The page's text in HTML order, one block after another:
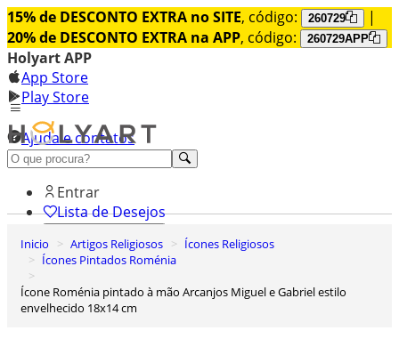
15% de DESCONTO EXTRA no SITE, código: 260729
|
20% de DESCONTO EXTRA na APP, código: 260729APP
Holyart APP
App Store
Play Store
Ajuda e contatos
Conheça premium
Entrar
Lista de Desejos
0
Carrinho de Compras
Inicio Artigos Religiosos
Ícones Religiosos
Ícones Pintados Roménia
Ícone Roménia pintado à mão Arcanjos Miguel e Gabriel estilo
envelhecido 18x14 cm